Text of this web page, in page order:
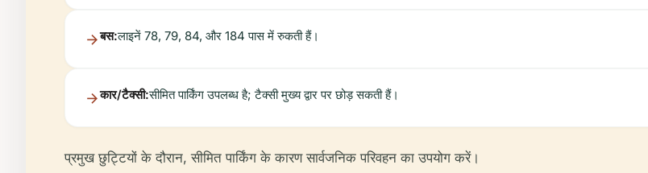
बस:लाइनें 78, 79, 84, और 184 पास में रुकती हैं।
कार/टैक्सी:सीमित पार्किंग उपलब्ध है; टैक्सी मुख्य द्वार पर छोड़ सकती हैं।
प्रमुख छुट्टियों के दौरान, सीमित पार्किंग के कारण सार्वजनिक परिवहन का उपयोग करें।